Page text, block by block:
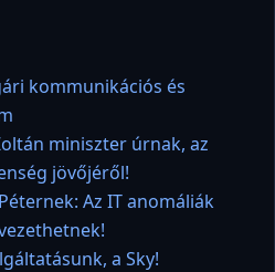
kommunikációs és
miniszter úrnak, az
jövőjéről!
Az IT anomáliák
a Sky!